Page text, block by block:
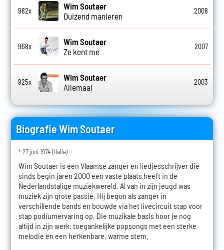
982x
Wim Soutaer
Duizend manieren
2008
968x
Wim Soutaer
Ze kent me
2007
925x
Wim Soutaer
Allemaal
2003
Biografie Wim Soutaer
* 27 juni 1974 (Halle)
Wim Soutaer is een Vlaamse zanger en liedjesschrijver die
sinds begin jaren 2000 een vaste plaats heeft in de
Nederlandstalige muziekwereld. Al van in zijn jeugd was
muziek zijn grote passie. Hij begon als zanger in
verschillende bands en bouwde via het livecircuit stap voor
stap podiumervaring op. Die muzikale basis hoor je nog
altijd in zijn werk: toegankelijke popsongs met een sterke
melodie en een herkenbare, warme stem.